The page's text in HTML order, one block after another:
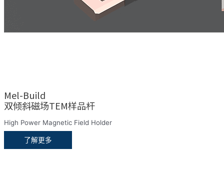
Mel-Build
双倾斜磁场TEM样品杆
High Power Magnetic Field Holder
了解更多